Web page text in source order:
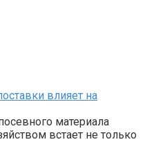
влияет на
материала
встает не только